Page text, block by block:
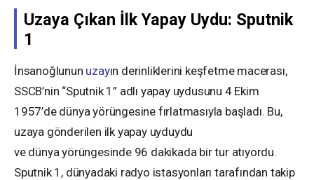
Uzaya Çıkan İlk Yapay Uydu: Sputnik
1
İnsanoğlunun uzayın derinliklerini keşfetme macerası,
SSCB’nin “Sputnik 1” adlı yapay uydusunu 4 Ekim
1957’de dünya yörüngesine fırlatmasıyla başladı. Bu,
uzaya gönderilen ilk yapay uyduydu
ve dünya yörüngesinde 96 dakikada bir tur atıyordu.
Sputnik 1, dünyadaki radyo istasyonları tarafından takip